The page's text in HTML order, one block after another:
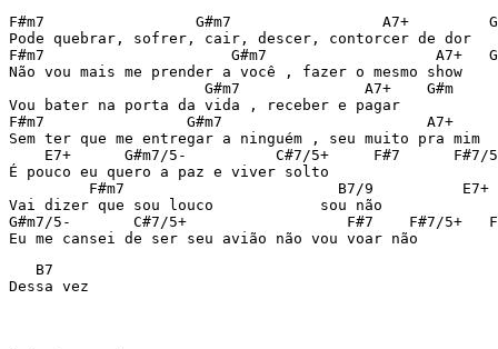
F#m7                 G#m7                 A7+
Pode quebrar, sofrer, cair, descer, contorcer de dor
F#m7                     G#m7                   A7+
Não vou mais me prender a você , fazer o mesmo show
                      G#m7              A7+    G#m
Vou bater na porta da vida , receber e pagar
F#m7                G#m7                       A7+
Sem ter que me entregar a ninguém , seu muito pra mim
E7+      G#m7/5-          C#7/5+     F#7      F#7/
É pouco eu quero a paz e viver solto
         F#m7                        B7/9          E7+
Vai dizer que sou louco            sou não
G#m7/5-       C#7/5+                  F#7    F#7/5+
Eu me cansei de ser seu avião não vou voar não
   B7
Dessa vez